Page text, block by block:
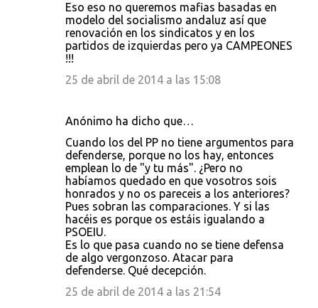
Eso eso no queremos mafias basadas en
modelo del socialismo andaluz así que
renovación en los sindicatos y en los
partidos de izquierdas pero ya CAMPEONES
!!!
25 de abril de 2014 a las 15:08
Anónimo ha dicho que…
Cuando los del PP no tiene argumentos para
defenderse, porque no los hay, entonces
emplean lo de "y tu más". ¿Pero no
habíamos quedado en que vosotros sois
honrados y no os pareceis a los anteriores?
Pues sobran las comparaciones. Y si las
hacéis es porque os estáis igualando a
PSOEIU.
Es lo que pasa cuando no se tiene defensa
de algo vergonzoso. Atacar para
defenderse. Qué decepción.
25 de abril de 2014 a las 21:54